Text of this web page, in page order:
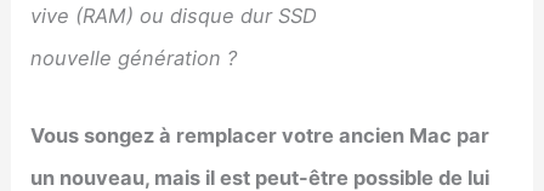
vive (RAM) ou disque dur SSD
nouvelle génération ?
Vous songez à remplacer votre ancien Mac par
un nouveau, mais il est peut-être possible de lui